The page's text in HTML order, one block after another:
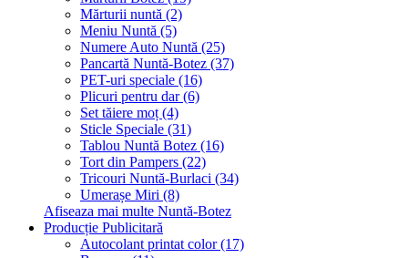
Mărturii nuntă (2)
Meniu Nuntă (5)
Numere Auto Nuntă (25)
Pancartă Nuntă-Botez (37)
PET-uri speciale (16)
Plicuri pentru dar (6)
Set tăiere moț (4)
Sticle Speciale (31)
Tablou Nuntă Botez (16)
Tort din Pampers (22)
Tricouri Nuntă-Burlaci (34)
Umerașe Miri (8)
Afiseaza mai multe Nuntă-Botez
Producție Publicitară
Autocolant printat color (17)